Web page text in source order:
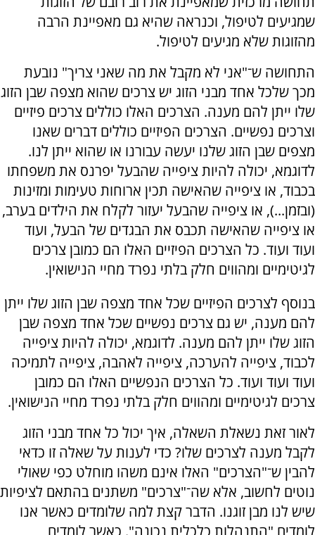
שמגיעים לטיפול, וכנראה שהיא גם מאפיינת הרבה
מהזוגות שלא מגיעים לטיפול.
התחושה ש־"אני לא מקבל את מה שאני צריך" נובעת
מכך שלכל אחד מבני הזוג יש צרכים שהוא מצפה שבן הזוג
שלו ייתן להם מענה. הצרכים האלו כוללים צרכים פיזיים
וצרכים נפשיים. הצרכים הפיזיים כוללים דברים שאנו
מצפים שבן הזוג שלנו יעשה עבורנו או שהוא ייתן לנו.
לדוגמא, יכולה להיות ציפייה שהבעל יפרנס את משפחתו
בכבוד, או ציפייה שהאישה תכין ארוחות טעימות ומזינות
(ובזמן...), או ציפייה שהבעל יעזור לקלח את הילדים בערב,
או ציפייה שהאישה תכבס את הבגדים של הבעל, ועוד
ועוד ועוד. כל הצרכים הפיזיים האלו הם כמובן צרכים
לגיטימיים ומהווים חלק בלתי נפרד מחיי הנישואין.
בנוסף לצרכים הפיזיים שכל אחד מצפה שבן הזוג שלו ייתן
להם מענה, יש גם צרכים נפשיים שכל אחד מצפה שבן
הזוג שלו ייתן להם מענה. לדוגמא, יכולה להיות ציפייה
לכבוד, ציפייה להערכה, ציפייה לאהבה, ציפייה לתמיכה
ועוד ועוד ועוד. כל הצרכים הנפשיים האלו הם כמובן
צרכים לגיטימיים ומהווים חלק בלתי נפרד מחיי הנישואין.
לאור זאת נשאלת השאלה, איך יכול כל אחד מבני הזוג
לקבל מענה לצרכים שלו? כדי לענות על שאלה זו כדאי
להבין ש־"הצרכים" האלו אינם משהו מוחלט כפי שאולי
נוטים לחשוב, אלא שה־"צרכים" משתנים בהתאם לציפיות
שיש לנו מבן זוגנו. הדבר קצת למה שלומדים כאשר אנו